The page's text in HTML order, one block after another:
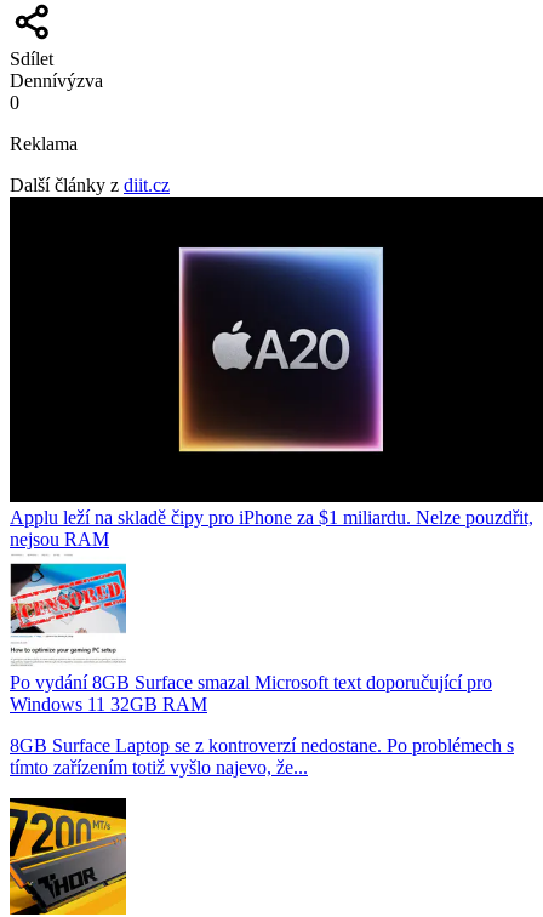
Sdílet
Dennívýzva
0
Reklama
Další články z diit.cz
Applu leží na skladě čipy pro iPhone za $1 miliardu. Nelze pouzdřit,
nejsou RAM
Po vydání 8GB Surface smazal Microsoft text doporučující pro
Windows 11 32GB RAM
8GB Surface Laptop se z kontroverzí nedostane. Po problémech s
tímto zařízením totiž vyšlo najevo, že...